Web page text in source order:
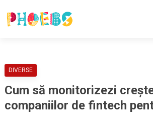
DIVERSE
Cum să monitorizezi
companiilor de fintech